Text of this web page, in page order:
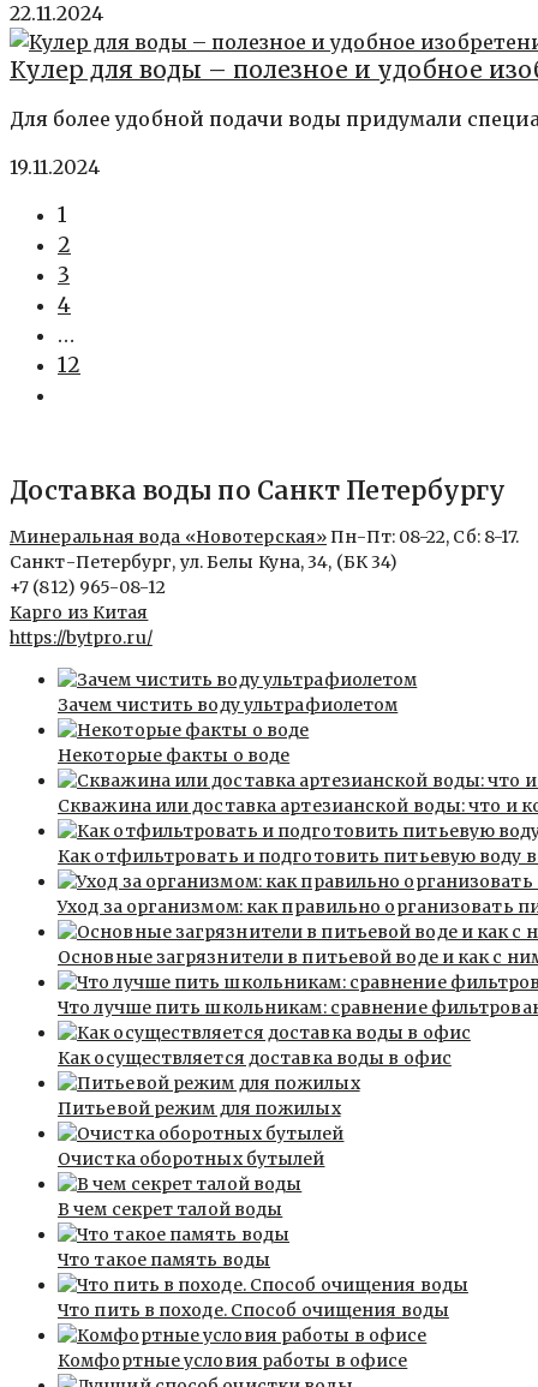
22.11.2024
Кулер для воды – полезное и удобное
Для более удобной подачи воды придумали
19.11.2024
1
2
3
4
…
12
страницу
Доставка воды по Санкт Петербургу
Минеральная вода «Новотерская»Пн-Пт: 08-22, Сб: 8-17.
Санкт-Петербург, ул. Белы Куна, 34, (БК 34)
+7 (812) 965-08-12
Карго из Китая
https://bytpro.ru/
Зачем чистить воду ультрафиолетом
Некоторые факты о воде
Скважина или доставка артезианской воды: что и
Как отфильтровать и подготовить питьевую воду
Уход за организмом: как правильно организовать
Основные загрязнители в питьевой воде и как с
Что лучше пить школьникам: сравнение
Как осуществляется доставка воды в офис
Питьевой режим для пожилых
Очистка оборотных бутылей
В чем секрет талой воды
Что такое память воды
Что пить в походе. Способ очищения воды
Комфортные условия работы в офисе